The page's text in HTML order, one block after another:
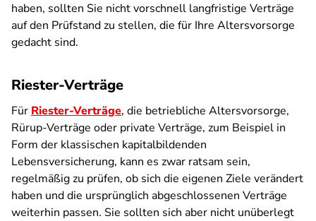
haben, sollten Sie nicht vorschnell langfristige Verträge
auf den Prüfstand zu stellen, die für Ihre Altersvorsorge
gedacht sind.
Riester-Verträge
Für Riester-Verträge, die betriebliche Altersvorsorge,
Rürup-Verträge oder private Verträge, zum Beispiel in
Form der klassischen kapitalbildenden
Lebensversicherung, kann es zwar ratsam sein,
regelmäßig zu prüfen, ob sich die eigenen Ziele verändert
haben und die ursprünglich abgeschlossenen Verträge
weiterhin passen. Sie sollten sich aber nicht unüberlegt